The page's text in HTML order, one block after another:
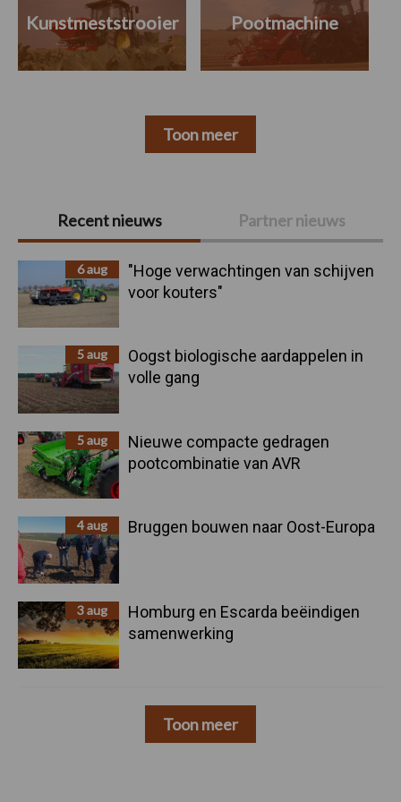
Primaire
Sidebar
Recent nieuws Partner nieuws
6 aug
"Hoge verwachtingen van schijven
voor kouters"
5 aug
Oogst biologische aardappelen in
volle gang
5 aug
Nieuwe compacte gedragen
pootcombinatie van AVR
4 aug Bruggen bouwen naar Oost-Europa
3 aug
Homburg en Escarda beëindigen
samenwerking
Toon meer
Kunstmeststrooier Pootmachine
Toon meer